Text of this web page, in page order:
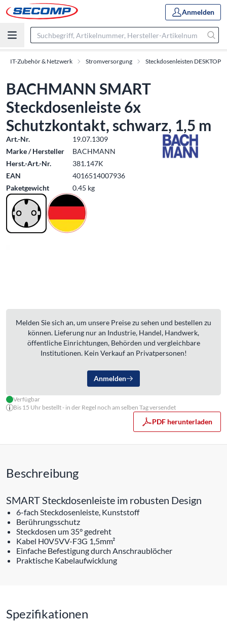
Anmelden
IT-Zubehör & Netzwerk Stromversorgung Steckdosenleisten DESKTOP
BACHMANN SMART
Steckdosenleiste 6x
Schutzkontakt, schwarz, 1,5 m
Art.-Nr.
19.07.1309
Marke / Hersteller
BACHMANN
Herst.-Art.-Nr.
381.147K
EAN
4016514007936
Paketgewicht
0.45 kg
Melden Sie sich an, um unsere Preise zu sehen und bestellen zu
können. Lieferung nur an Industrie, Handel, Handwerk,
öffentliche Einrichtungen, Behörden und vergleichbare
Institutionen. Kein Verkauf an Privatpersonen!
Anmelden
Verfügbar
Bis 15 Uhr bestellt - in der Regel noch am selben Tag versendet
PDF herunterladen
Beschreibung
SMART Steckdosenleiste im robusten Design
6-fach Steckdosenleiste, Kunststoff
Berührungsschutz
Steckdosen um 35° gedreht
Kabel H0V5VV-F3G 1,5mm²
Einfache Befestigung durch Anschraublöcher
Praktische Kabelaufwicklung
Spezifikationen